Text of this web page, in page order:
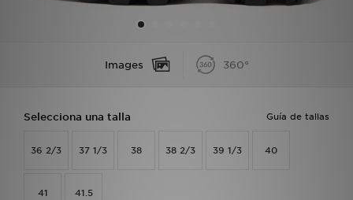
Images 360°
Guía de tallas
Selecciona una talla
36 2/3 37 1/3 38 38 2/3 39 1/3 40
41 41.5